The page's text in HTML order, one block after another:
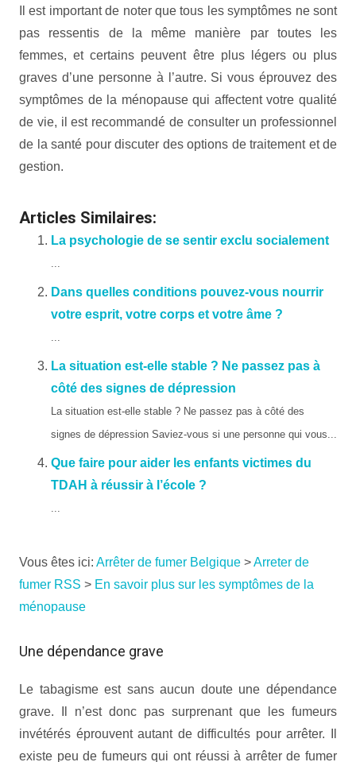
Il est important de noter que tous les symptômes ne sont
pas ressentis de la même manière par toutes les
femmes, et certains peuvent être plus légers ou plus
graves d’une personne à l’autre. Si vous éprouvez des
symptômes de la ménopause qui affectent votre qualité
de vie, il est recommandé de consulter un professionnel
de la santé pour discuter des options de traitement et de
gestion.
Articles Similaires:
La psychologie de se sentir exclu socialement
...
Dans quelles conditions pouvez-vous nourrir
votre esprit, votre corps et votre âme ?
...
La situation est-elle stable ? Ne passez pas à
côté des signes de dépression
La situation est-elle stable ? Ne passez pas à côté des
signes de dépression Saviez-vous si une personne qui vous...
Que faire pour aider les enfants victimes du
TDAH à réussir à l’école ?
...
Vous êtes ici: Arrêter de fumer Belgique >Arreter de
fumer RSS > En savoir plus sur les symptômes de la
ménopause
Une dépendance grave
Le tabagisme est sans aucun doute une dépendance
grave. Il n’est donc pas surprenant que les fumeurs
invétérés éprouvent autant de difficultés pour arrêter. Il
existe peu de fumeurs qui ont réussi à arrêter de fumer